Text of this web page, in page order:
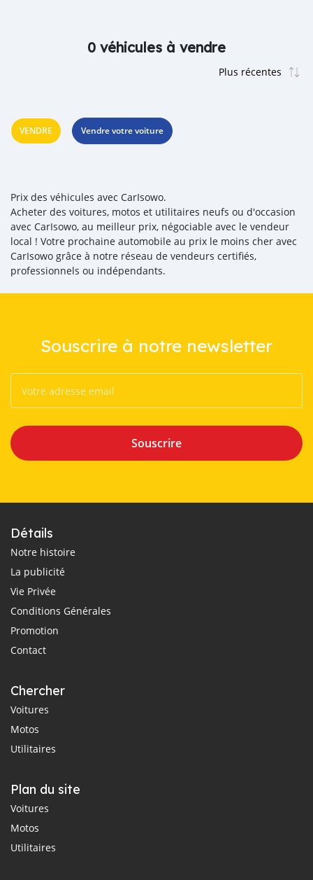
0 véhicules à vendre
VENDRE Vendre votre voiture
Prix des véhicules avec CarIsowo.
Acheter des voitures, motos et utilitaires neufs ou d'occasion
avec CarIsowo, au meilleur prix, négociable avec le vendeur
local ! Votre prochaine automobile au prix le moins cher avec
CarIsowo grâce à notre réseau de vendeurs certifiés,
professionnels ou indépendants.
Souscrire à notre newsletter
Souscrire
Détails
Notre histoire
La publicité
Vie Privée
Conditions Générales
Promotion
Contact
Chercher
Voitures
Motos
Utilitaires
Plan du site
Voitures
Motos
Utilitaires